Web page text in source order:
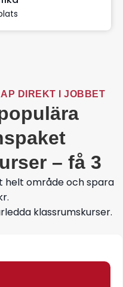
DIREKT I JOBBET
– få 3
helt område och spara
klassrumskurser.